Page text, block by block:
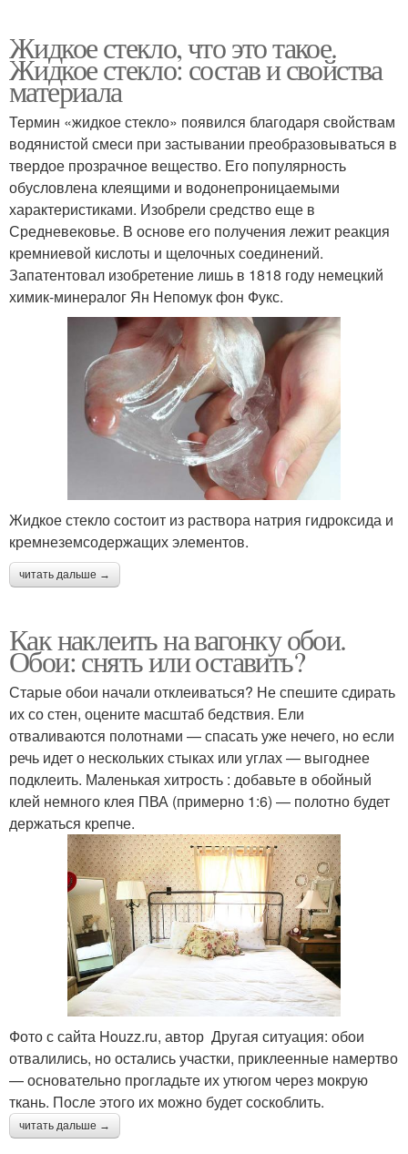
Жидкое стекло, что это такое.
Жидкое стекло: состав и свойства
материала
Термин «жидкое стекло» появился благодаря свойствам
водянистой смеси при застывании преобразовываться в
твердое прозрачное вещество. Его популярность
обусловлена клеящими и водонепроницаемыми
характеристиками. Изобрели средство еще в
Средневековье. В основе его получения лежит реакция
кремниевой кислоты и щелочных соединений.
Запатентовал изобретение лишь в 1818 году немецкий
химик-минералог Ян Непомук фон Фукс.
Жидкое стекло состоит из раствора натрия гидроксида и
кремнеземсодержащих элементов.
читать дальше →
Как наклеить на вагонку обои.
Обои: снять или оставить?
Старые обои начали отклеиваться? Не спешите сдирать
их со стен, оцените масштаб бедствия. Ели
отваливаются полотнами — спасать уже нечего, но если
речь идет о нескольких стыках или углах — выгоднее
подклеить. Маленькая хитрость : добавьте в обойный
клей немного клея ПВА (примерно 1:6) — полотно будет
держаться крепче.
Фото с сайта Houzz.ru, автор Другая ситуация: обои
отвалились, но остались участки, приклеенные намертво
— основательно прогладьте их утюгом через мокрую
ткань. После этого их можно будет соскоблить.
читать дальше →